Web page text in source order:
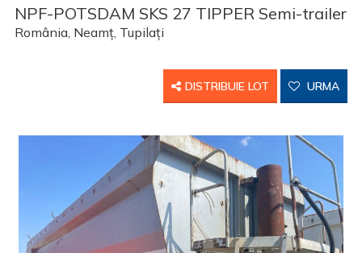
NPF-POTSDAM SKS 27 TIPPER Semi-trailer
România, Neamț, Tupilați
DISTRIBUIE LOT URMA